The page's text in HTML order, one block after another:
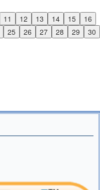
11 12 13 14 15
16
25 26 27 28 29
30